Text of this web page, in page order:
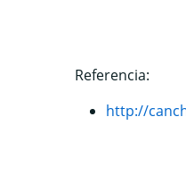
Referencia:
http://